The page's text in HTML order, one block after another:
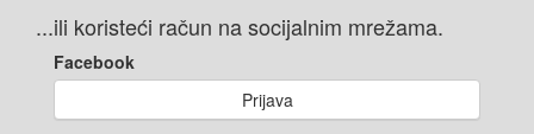
...ili koristeći račun na socijalnim mrežama.
Facebook
Prijava